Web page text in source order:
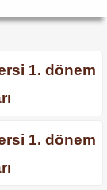
1. dönem
1. dönem